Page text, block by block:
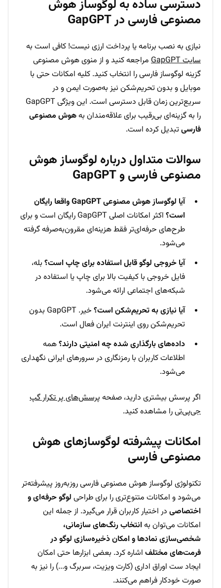
دسترسی ساده به لوگوساز هوش
مصنوعی فارسی در GapGPT
نیازی به نصب برنامه یا پرداخت ارزی نیست! کافی است به
سایت GapGPT
مراجعه کنید و از منوی هوش مصنوعی
گزینه لوگوساز فارسی را انتخاب کنید. کلیه امکانات حتی با
موبایل و بدون تحریم‌شکن نیز به‌صورت ایمن و در
سریع‌ترین زمان قابل دسترسی است. این ویژگی GapGPT
را به گزینه‌ای بی‌رقیب برای علاقه‌مندان بههوش مصنوعی
فارسیتبدیل کرده است.
سوالات متداول درباره لوگوساز هوش
مصنوعی فارسی و GapGPT
آیا لوگوساز هوش مصنوعی GapGPT واقعا رایگان
است؟
اکثر امکانات اصلی GapGPT رایگان است و برای
طرح‌های حرفه‌ای‌تر فقط هزینه‌ای مقرون‌به‌صرفه گرفته
می‌شود.
آیا خروجی لوگو قابل استفاده برای چاپ است؟ بله،
فایل خروجی با کیفیت بالا برای چاپ یا استفاده در
شبکه‌های اجتماعی ارائه می‌شود.
آیا نیازی به تحریم‌شکن است؟
خیر. GapGPT بدون
تحریم‌شکن روی اینترنت ایران فعال است.
داده‌های بارگذاری شده چه امنیتی دارند؟همه
اطلاعات کاربران با رمزنگاری در سرورهای ایرانی نگهداری
می‌شود.
اگر پرسش بیشتری دارید، صفحه پرسش‌های پر تکرار گپ
جی‌پی‌تیرا مشاهده کنید.
امکانات پیشرفته لوگوسازهای هوش
مصنوعی فارسی
تکنولوژی لوگوساز هوش مصنوعی فارسی روزبه‌روز پیشرفته‌تر
می‌شود و امکانات متنوع‌تری را برای طراحی لوگو حرفه‌ای و
اختصاصی در اختیار کاربران قرار می‌گیرد. از جمله این
امکانات می‌توان به انتخاب رنگ‌های سازمانی،
شخصی‌سازی نمادها و امکان ذخیره‌سازی لوگو در
فرمت‌های مختلف اشاره کرد. بعضی ابزارها حتی امکان
ایجاد ست اوراق اداری (کارت ویزیت، سربرگ و...) را نیز به
صورت خودکار فراهم می‌کنند.